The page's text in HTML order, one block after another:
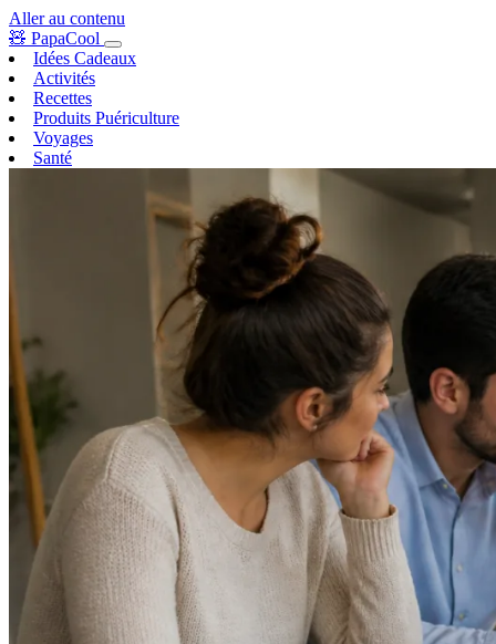
Aller au contenu
🧸 PapaCool
Idées Cadeaux
Activités
Recettes
Produits Puériculture
Voyages
Santé